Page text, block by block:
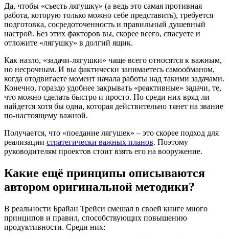
Да, чтобы «съесть лягушку» (а ведь это самая противная
работа, которую только можно себе представить), требуется
подготовка, сосредоточенность и правильный душевный
настрой. Без этих факторов вы, скорее всего, спасуете и
отложите «лягушку» в долгий ящик.
Как назло, «задачи-лягушки» чаще всего относятся к важным,
но несрочным. И вы фактически занимаетесь самообманом,
когда отодвигаете момент начала работы над такими задачами.
Конечно, гораздо удобнее закрывать «реактивные» задачи, те,
что можно сделать быстро и просто. Но среди них вряд ли
найдется хотя бы одна, которая действительно тянет на звание
по-настоящему важной.
Получается, что «поедание лягушек» – это скорее подход для
реализации стратегически важных планов. Поэтому
руководителям проектов стоит взять его на вооружение.
Какие ещё принципы описываются
автором оригинальной методики?
В реальности Брайан Трейси смешал в своей книге много
принципов и правил, способствующих повышению
продуктивности. Среди них: